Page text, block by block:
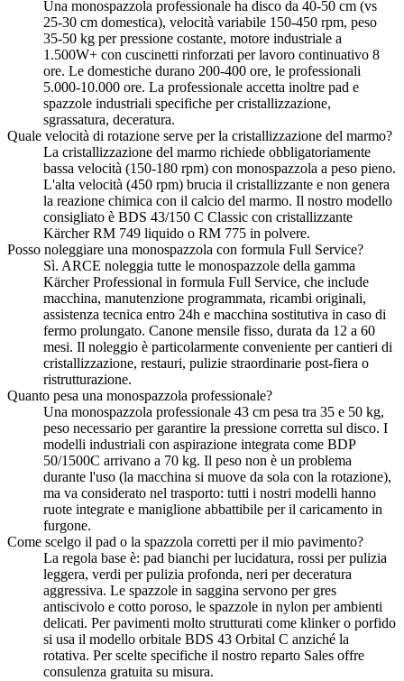
Una monospazzola professionale ha disco da 40-50 cm (vs
25-30 cm domestica), velocità variabile 150-450 rpm, peso
35-50 kg per pressione costante, motore industriale a
1.500W+ con cuscinetti rinforzati per lavoro continuativo 8
ore. Le domestiche durano 200-400 ore, le professionali
5.000-10.000 ore. La professionale accetta inoltre pad e
spazzole industriali specifiche per cristallizzazione,
sgrassatura, deceratura.
Quale velocità di rotazione serve per la cristallizzazione del marmo?
La cristallizzazione del marmo richiede obbligatoriamente
bassa velocità (150-180 rpm) con monospazzola a peso pieno.
L'alta velocità (450 rpm) brucia il cristallizzante e non genera
la reazione chimica con il calcio del marmo. Il nostro modello
consigliato è BDS 43/150 C Classic con cristallizzante
Kärcher RM 749 liquido o RM 775 in polvere.
Posso noleggiare una monospazzola con formula Full Service?
Sì. ARCE noleggia tutte le monospazzole della gamma
Kärcher Professional in formula Full Service, che include
macchina, manutenzione programmata, ricambi originali,
assistenza tecnica entro 24h e macchina sostitutiva in caso di
fermo prolungato. Canone mensile fisso, durata da 12 a 60
mesi. Il noleggio è particolarmente conveniente per cantieri di
cristallizzazione, restauri, pulizie straordinarie post-fiera o
ristrutturazione.
Quanto pesa una monospazzola professionale?
Una monospazzola professionale 43 cm pesa tra 35 e 50 kg,
peso necessario per garantire la pressione corretta sul disco. I
modelli industriali con aspirazione integrata come BDP
50/1500C arrivano a 70 kg. Il peso non è un problema
durante l'uso (la macchina si muove da sola con la rotazione),
ma va considerato nel trasporto: tutti i nostri modelli hanno
ruote integrate e maniglione abbattibile per il caricamento in
furgone.
Come scelgo il pad o la spazzola corretti per il mio pavimento?
La regola base è: pad bianchi per lucidatura, rossi per pulizia
leggera, verdi per pulizia profonda, neri per deceratura
aggressiva. Le spazzole in saggina servono per gres
antiscivolo e cotto poroso, le spazzole in nylon per ambienti
delicati. Per pavimenti molto strutturati come klinker o porfido
si usa il modello orbitale BDS 43 Orbital C anziché la
rotativa. Per scelte specifiche il nostro reparto Sales offre
consulenza gratuita su misura.